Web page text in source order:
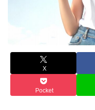
X
Pocket